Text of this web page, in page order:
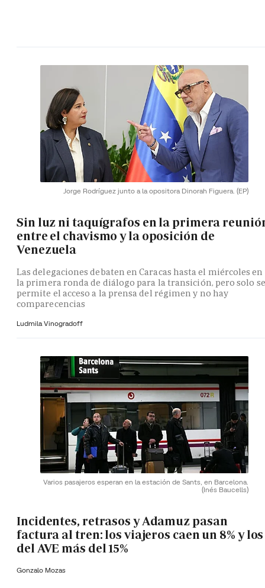
Jorge Rodríguez junto a la opositora Dinorah Figuera. (EP)
Sin luz ni taquígrafos en la primera
entre el chavismo y la oposición de
Venezuela
Las delegaciones debaten en Caracas hasta el miércoles en
la primera ronda de diálogo para la transición, pero solo se
permite el acceso a la prensa del régimen y no hay
comparecencias
Ludmila Vinogradoff
Varios pasajeros esperan en la estación de Sants, en Barcelona.
(Inés Baucells)
Incidentes, retrasos y Adamuz pasan
factura al tren: los viajeros caen un 8% y los
del AVE más del 15%
Gonzalo Mozas